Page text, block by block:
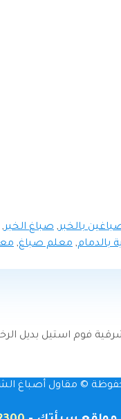
بالخبر, صباغ الخبر,
بالدمام, معلم صباغ,
فوم استيل
© مقاول أصباغ